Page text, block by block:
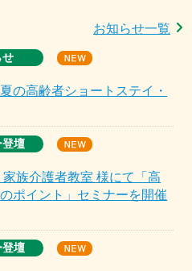
お知らせ一覧
せ
の高齢者ショートステイ・
登壇
家族介護者教室 様にて「高
ポイント」セミナーを開催
登壇